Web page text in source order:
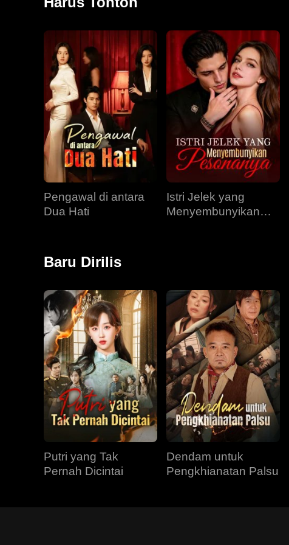
Pengawal di antara
Dua Hati
Istri Jelek yang
Menyembunyikan
Baru Dirilis
Putri yang Tak
Pernah Dicintai
Dendam untuk
Pengkhianatan Palsu